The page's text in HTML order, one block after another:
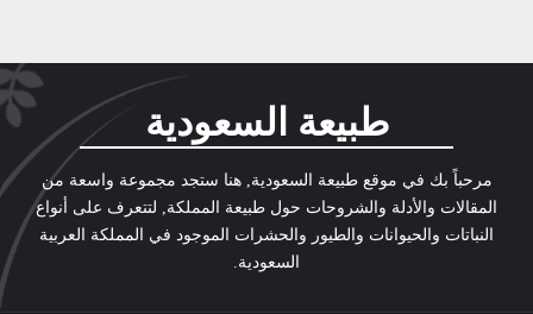
طبيعة السعودية
مرحباً بك في موقع طبيعة السعودية, هنا ستجد مجموعة واسعة من
المقالات والأدلة والشروحات حول طبيعة المملكة, لتتعرف على أنواع
النباتات والحيوانات والطيور والحشرات الموجود في المملكة العربية
السعودية.